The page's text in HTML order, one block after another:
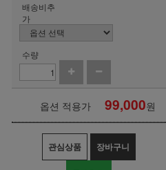
배송비추
가
수량
옵션 적용가 99,000원
관심상품 장바구니